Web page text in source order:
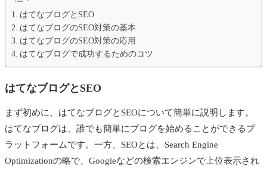
はてなブログとSEO
はてなブログのSEO対策の基本
はてなブログのSEO対策の応用
はてなブログで成功するためのコツ
はてなブログとSEO
まず初めに、はてなブログとSEOについて簡単に説明します。
はてなブログは、誰でも簡単にブログを始めることができるプ
ラットフォームです。一方、SEOとは、Search Engine
Optimizationの略で、Googleなどの検索エンジンで上位表示され